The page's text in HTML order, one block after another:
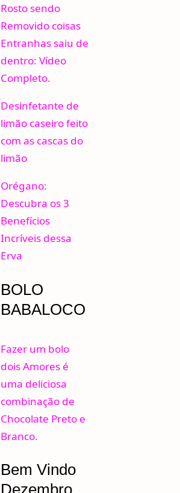
Rosto sendo
Removido coisas
Entranhas saiu de
dentro: Vídeo
Completo.
Desinfetante de
limão caseiro feito
com as cascas do
limão
Orégano:
Descubra os 3
Benefícios
Incríveis dessa
Erva
BOLO
BABALOCO
Fazer um bolo
dois Amores é
uma deliciosa
combinação de
Chocolate Preto e
Branco.
Bem Vindo
Dezembro